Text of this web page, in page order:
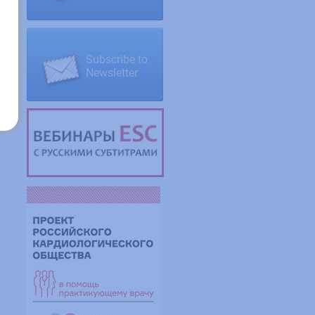
Subscribe to
Newsletter